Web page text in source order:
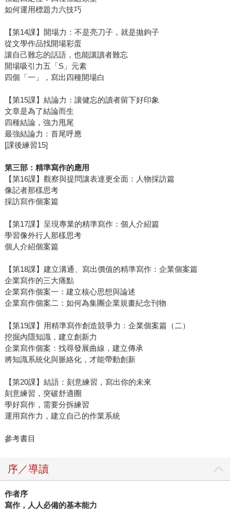
如何運用標題力六技巧
【第14課】開場力：不是亮刀子，就是拋鉤子
從文學作品找開場彩蛋
讓自己難忘的話語，也能讓讀者難忘
開場吸引力五「S」元素
四個「一」，寫出四種開場白
【第15課】結論力：讓健忘的讀者留下好印象
文章是為了結論而生
四種結論，強力甩尾
最強結論力：首尾呼應
[課後練習15]
第三部：精準寫作的應用
【第16課】觀察與提問讓表達更全面：人物採訪篇
像記者那樣思考
採訪寫作個案篇
【第17課】呈現專業的精準寫作：個人介紹篇
學習像外行人那樣思考
個人介紹個案篇
【第18課】建立溝通、寫出價值的精準寫作：企業個案篇
企業寫作的三大痛點
企業寫作個案一：建立核心思想與論述
企業寫作個案二：如何為集團企業規畫紀念刊物
【第19課】用精準寫作創造競爭力：企業個案篇（二）
挖掘內隱知識，建立創新力
企業寫作個案：找尋發展曲線，建立傳承
將知識系統化與脈絡化，才能帶動創新
【第20課】結語：刻意練習，寫出你的未來
刻意練習，突破舒適圈
學好寫作，需要分拆練習
運用寫作力，建立自己的作業系統
參考書目
序／導讀
作者序
寫作，人人必備的基本能力